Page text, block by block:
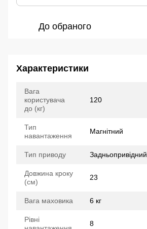
До обраного
Характеристики
Вага
користувача
до (кг)
120
Тип
навантаження
Магнітний
Тип приводу Задньопривідний
Довжина кроку
(см)
23
Вага маховика 6 кг
Рівні
8